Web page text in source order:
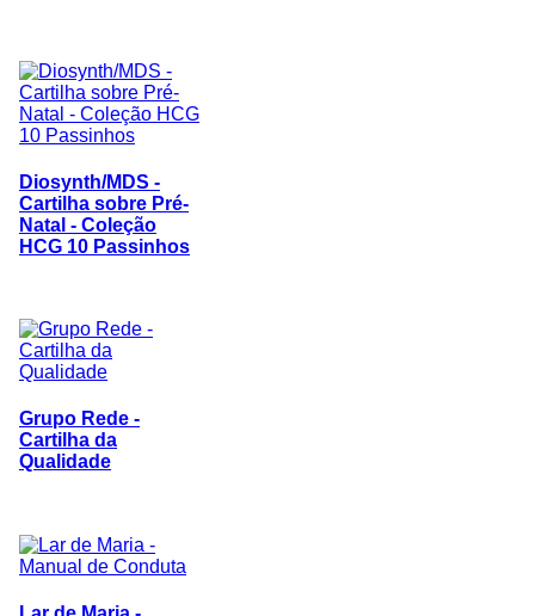
Diosynth/MDS -
Cartilha sobre Pré-
Natal - Coleção
HCG 10 Passinhos
Grupo Rede -
Cartilha da
Qualidade